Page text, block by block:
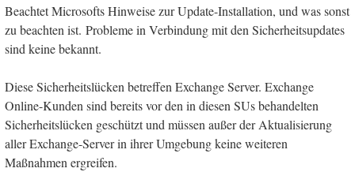
Beachtet Microsofts Hinweise zur Update-Installation, und was sonst
zu beachten ist. Probleme in Verbindung mit den Sicherheitsupdates
sind keine bekannt.
Diese Sicherheitslücken betreffen Exchange Server. Exchange
Online-Kunden sind bereits vor den in diesen SUs behandelten
Sicherheitslücken geschützt und müssen außer der Aktualisierung
aller Exchange-Server in ihrer Umgebung keine weiteren
Maßnahmen ergreifen.